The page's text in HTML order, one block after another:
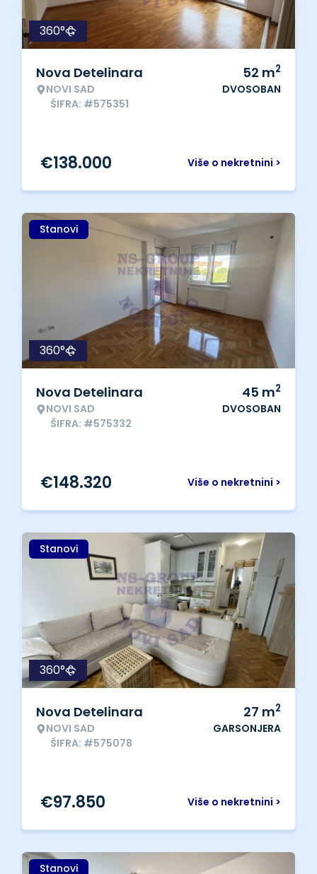
360°
Nova Detelinara
NOVI SAD
ŠIFRA: #575351
52 m2
DVOSOBAN
Više o nekretnini >
€138.000
Stanovi
360°
Nova Detelinara
NOVI SAD
ŠIFRA: #575332
45 m2
DVOSOBAN
Više o nekretnini >
€148.320
Stanovi
360°
Nova Detelinara
NOVI SAD
ŠIFRA: #575078
27 m2
GARSONJERA
Više o nekretnini >
€97.850
Stanovi